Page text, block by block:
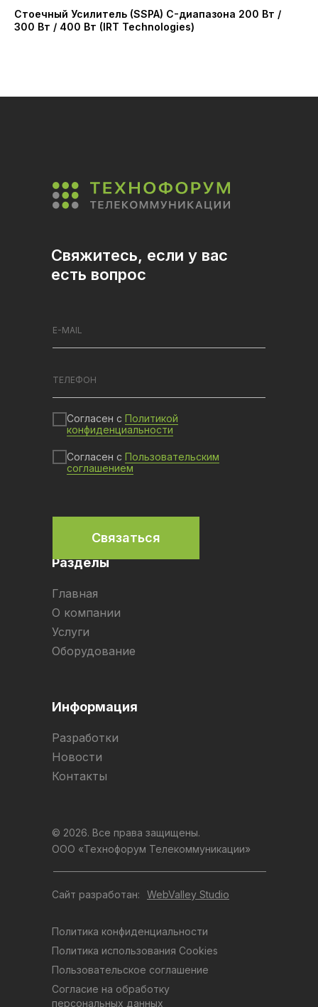
Стоечный Усилитель (SSPA) C-диапазона 200 Вт /
300 Вт / 400 Вт (IRT Technologies)
Разделы
Информация
Главная
О компании
Услуги
Оборудование
Разработки
Новости
Контакты
Политика использования Cookies
Согласие на обработку
персональных данных
Пользовательское соглашение
Политика конфиденциальности
© 2026. Все права защищены.
ООО «Технофорум Телекоммуникации»
Сайт разработан:
Согласен с Политикой
конфиденциальности
Согласен с Пользовательским
соглашением
Связаться
Свяжитесь, если у вас
есть вопрос
WebValley Studio